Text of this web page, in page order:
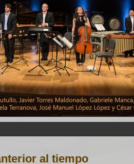
al tiempo